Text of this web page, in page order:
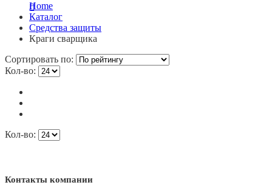
Home
Каталог
Средства защиты
Краги сварщика
Сортировать по:
Кол-во:
Кол-во:
Контакты компании